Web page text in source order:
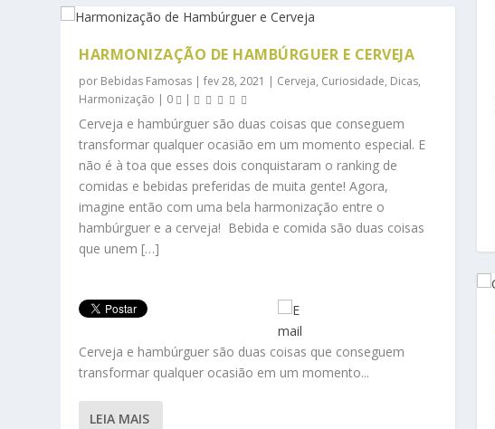
HARMONIZAÇÃO DE HAMBÚRGUER E CERVEJA
por Bebidas Famosas |fev 28, 2021 | Cerveja, Curiosidade, Dicas,
Harmonização | 0 |
Cerveja e hambúrguer são duas coisas que conseguem
transformar qualquer ocasião em um momento especial. E
não é à toa que esses dois conquistaram o ranking de
comidas e bebidas preferidas de muita gente! Agora,
imagine então com uma bela harmonização entre o
hambúrguer e a cerveja! Bebida e comida são duas coisas
que unem […]
Cerveja e hambúrguer são duas coisas que conseguem
transformar qualquer ocasião em um momento...
LEIA MAIS